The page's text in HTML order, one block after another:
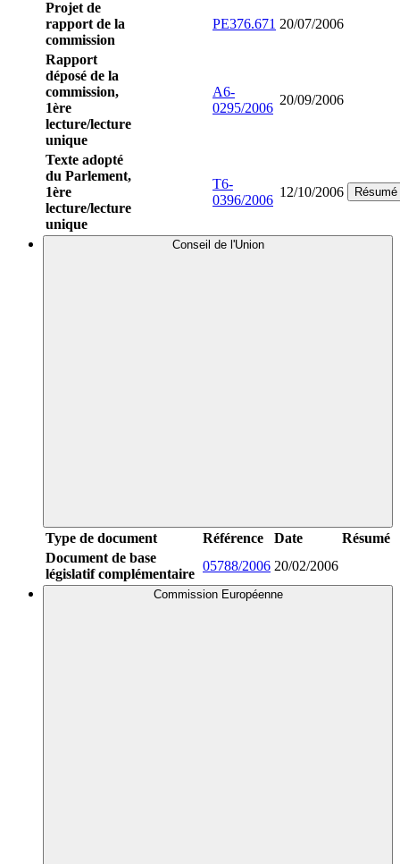
Projet de
rapport de la
commission
PE376.671 20/07/2006
Rapport
déposé de la
commission,
1ère
lecture/lecture
unique
A6-
0295/2006
20/09/2006
Texte adopté
du Parlement,
1ère
lecture/lecture
unique
T6-
0396/2006
12/10/2006 Résumé
Conseil de l'Union
Type de document Référence Date
Résumé
Document de base
législatif complémentaire
05788/2006 20/02/2006
Commission Européenne